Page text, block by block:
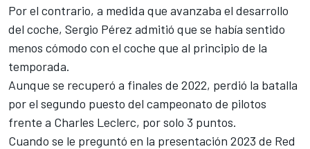
Por el contrario, a medida que avanzaba el desarrollo
del coche, Sergio Pérez admitió que se había sentido
menos cómodo con el coche que al principio de la
temporada.
Aunque se recuperó a finales de 2022, perdió la batalla
por el segundo puesto del campeonato de pilotos
frente a Charles Leclerc, por solo 3 puntos.
Cuando se le preguntó en la presentación 2023 de Red